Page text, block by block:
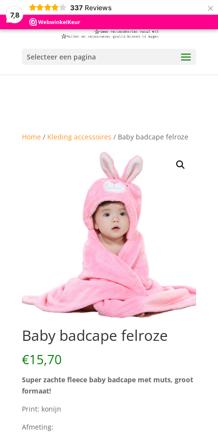
7,8
337 Reviews ×
Selecteer een pagina
Home/ Kleding accessoires / Baby badcape felroze
Baby badcape felroze
€15,70
Super zachte fleece baby badcape met muts, groot
formaat!
Print: konijn
Afmeting: